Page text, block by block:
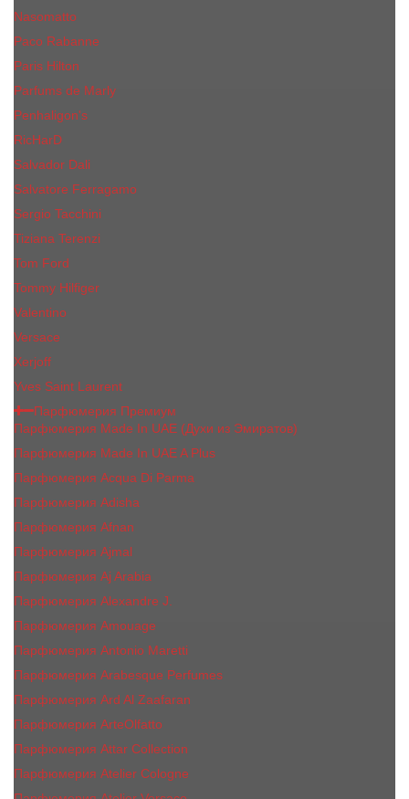
Nasomatto
Paco Rabanne
Paris Hilton
Parfums de Marly
Penhaligon​'s
RicHarD
Salvador Dali
Salvatore Ferragamo
Sergio Tacchini
Tiziana Terenzi
Tom Ford
Tommy Hilfiger
Valentino
Versace
Xerjoff
Yves Saint Laurent
Парфюмерия Премиум
Парфюмерия Made In UAE (Духи из Эмиратов)
Парфюмерия Made In UAE A Plus
Парфюмерия Acqua Di Parma
Парфюмерия Adisha
Парфюмерия Afnan
Парфюмерия Ajmal
Парфюмерия Aj Arabia
Парфюмерия Alexandre J.
Парфюмерия Amouage
Парфюмерия Antonio Maretti
Парфюмерия Arabesque Perfumes
Парфюмерия Ard Al Zaafaran
Парфюмерия ArteOlfatto
Парфюмерия Attar Collection
Парфюмерия Atelier Cologne